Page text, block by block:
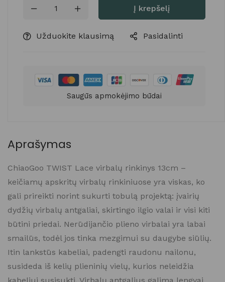
Į krepšelį
Užduokite klausimą Pasidalinti
Saugūs apmokėjimo būdai
Aprašymas
ChiaoGoo TWIST Lace virbalų rinkinys 13cm –
keičiamų apskritų virbalų rinkiniuose yra viskas, ko
gali prireikti norint sukurti tobulą projektą: įvairių
dydžių virbalų antgaliai, skirtingo ilgio valai ir visi kiti
būtini priedai. Nerūdijančio plieno virbalai yra labai
smailūs, todėl jos tinka mezgimui su daugybe siūlių.
Itin lankstūs kabeliai, padengti raudonu nailonu,
susideda iš kelių plieninių vielų, kurios neleidžia